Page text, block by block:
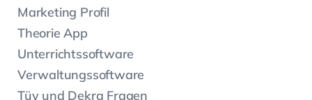
Marketing Profil
Theorie App
Unterrichtssoftware
Verwaltungssoftware
Tüv und Dekra Fragen